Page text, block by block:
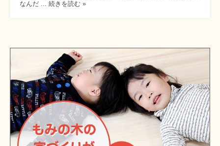
なんだ ... 続きを読む »